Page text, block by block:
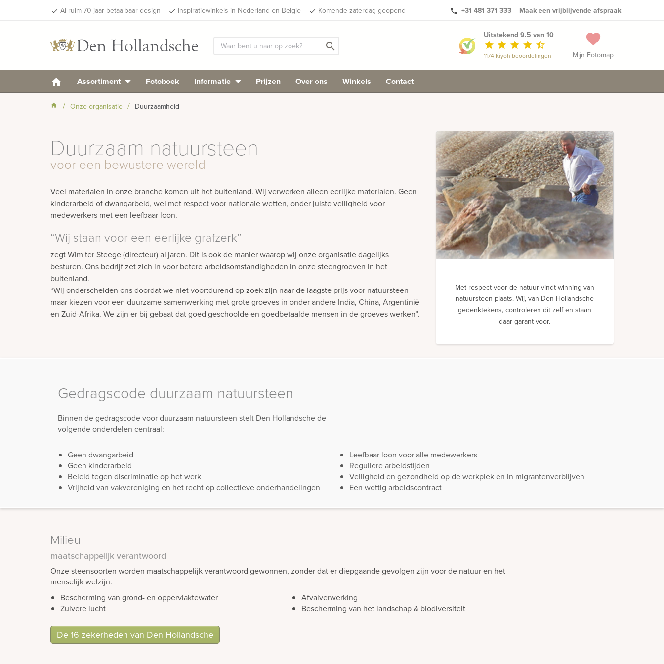
done Al ruim 70 jaar betaalbaar design done Inspiratiewinkels in Nederland en Belgie done Komende zaterdag geopend phone +31 481 371 333 Maak een vrijblijvende afspraak
search favorite
Mijn Fotomap
Uitstekend 9.5 van 10
star star star star star_half
1174 Kiyoh beoordelingen
Assortiment Fotoboek Informatie Prijzen Over ons Winkels Contact
Onze organisatie Duurzaamheid
Duurzaam natuursteen
voor een bewustere wereld
Veel materialen in onze branche komen uit het buitenland. Wij verwerken alleen eerlijke materialen. Geen
kinderarbeid of dwangarbeid, wel met respect voor nationale wetten, onder juiste veiligheid voor
medewerkers met een leefbaar loon.
“Wij staan voor een eerlijke grafzerk”
zegt Wim ter Steege (directeur) al jaren. Dit is ook de manier waarop wij onze organisatie dagelijks
besturen. Ons bedrijf zet zich in voor betere arbeidsomstandigheden in onze steengroeven in het
buitenland.
“Wij onderscheiden ons doordat we niet voortdurend op zoek zijn naar de laagste prijs voor natuursteen
maar kiezen voor een duurzame samenwerking met grote groeves in onder andere India, China, Argentinië
en Zuid-Afrika. We zijn er bij gebaat dat goed geschoolde en goedbetaalde mensen in de groeves werken”.
Met respect voor de natuur vindt winning van
natuursteen plaats. Wij, van Den Hollandsche
gedenktekens, controleren dit zelf en staan
daar garant voor.
Gedragscode duurzaam natuursteen
Binnen de gedragscode voor duurzaam natuursteen stelt Den Hollandsche de
volgende onderdelen centraal:
Geen dwangarbeid
Geen kinderarbeid
Beleid tegen discriminatie op het werk
Vrijheid van vakvereniging en het recht op collectieve onderhandelingen
Leefbaar loon voor alle medewerkers
Reguliere arbeidstijden
Veiligheid en gezondheid op de werkplek en in migrantenverblijven
Een wettig arbeidscontract
Milieu
maatschappelijk verantwoord
Onze steensoorten worden maatschappelijk verantwoord gewonnen, zonder dat er diepgaande gevolgen zijn voor de natuur en het
menselijk welzijn.
Bescherming van grond- en oppervlaktewater
Zuivere lucht
Afvalverwerking
Bescherming van het landschap & biodiversiteit
De 16 zekerheden van Den Hollandsche